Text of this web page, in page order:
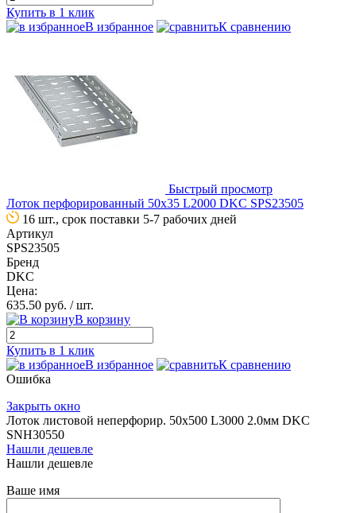
Купить в 1 клик
В избранное
К сравнению
Быстрый просмотр
Лоток перфорированный 50х35 L2000 DKC SPS23505
16 шт., срок поставки 5-7 рабочих дней
Артикул
SPS23505
Бренд
DKC
Цена:
635.50 руб. / шт.
В корзину
Купить в 1 клик
В избранное
К сравнению
Ошибка
Закрыть окно
Лоток листовой неперфорир. 50х500 L3000 2.0мм DKC
SNH30550
Нашли дешевле
Нашли дешевле
Ваше имя